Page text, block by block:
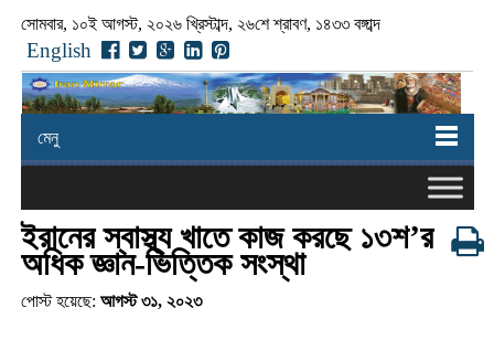
সোমবার, ১০ই আগস্ট, ২০২৬ খ্রিস্টাব্দ, ২৬শে শ্রাবণ, ১৪৩৩ বঙ্গাব্দ
English
মেনু
ইরানের স্বাস্থ্য খাতে কাজ করছে ১৩শ’র
অধিক জ্ঞান-ভিত্তিক সংস্থা
পোস্ট হয়েছে: আগস্ট ৩১, ২০২৩